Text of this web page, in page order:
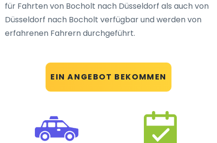
EIN ANGEBOT BEKOMMEN
für Fahrten von Bocholt nach Düsseldorf als auch von
Düsseldorf nach Bocholt verfügbar und werden von
erfahrenen Fahrern durchgeführt.